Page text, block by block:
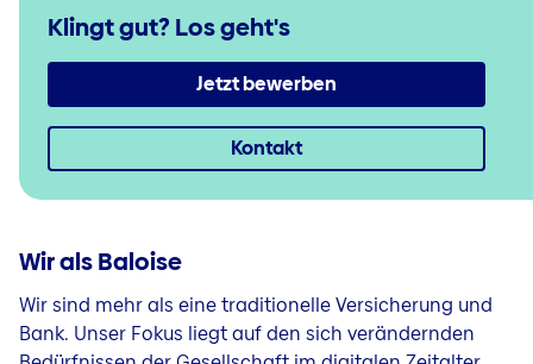
Klingt gut? Los geht's
Jetzt bewerben
Kontakt
Wir als Baloise
Wir sind mehr als eine traditionelle Versicherung und
Bank. Unser Fokus liegt auf den sich verändernden